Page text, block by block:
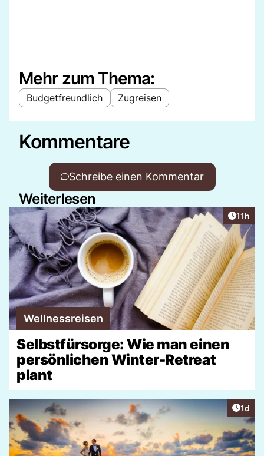
Mehr zum Thema:
Budgetfreundlich Zugreisen
Kommentare
Schreibe einen Kommentar
Weiterlesen
11h
Wellnessreisen
Selbstfürsorge: Wie man einen
persönlichen Winter-Retreat
plant
1d